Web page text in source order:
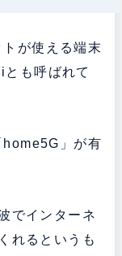
が使える端末
も呼ばれて
home5G」が有
でインターネ
れるというも